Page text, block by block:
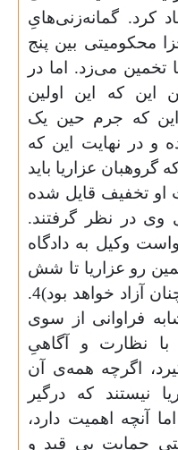
کرد.‌ گمانه‌زنی‌هایِ
محکومیتی بین پنج
تخمین می‌زد. اما در
این که این اولین
که جرم حین یک
و در نهایت این که
عزاریا باید
او تخفیف قایل شده
وی در نظر گرفتند.
وکیل به دادگاه
رو عزاریا تا شش
هفته مانده به رأی نهایی همچنان آزاد خواهد بود)4.
فراوانی از سوی
با نظارت و آگاهیِ
اگرچه همه‌ی آن
نیستند که درگیر
آنچه اهمیت دارد،
حمایت بی‌ قید و